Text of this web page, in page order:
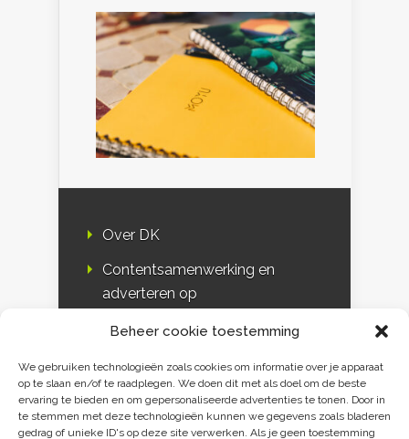
Beheer cookie toestemming
We gebruiken technologieën zoals cookies om informatie over je apparaat
op te slaan en/of te raadplegen. We doen dit met als doel om de beste
ervaring te bieden en om gepersonaliseerde advertenties te tonen. Door in
te stemmen met deze technologieën kunnen we gegevens zoals bladeren
gedrag of unieke ID's op deze site verwerken. Als je geen toestemming
Over DK
Contentsamenwerking en
adverteren op
DK & media
Disclaimer